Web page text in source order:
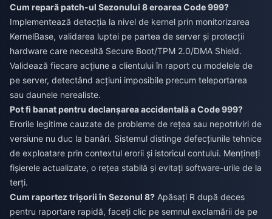
Cum repară patch-ul Sezonului 8 eroarea Code 999?
Implementează detecția la nivel de kernel prin monitorizarea
KernelBase, validarea luptei pe partea de server și protecții
hardware care necesită Secure Boot/TPM 2.0/DMA Shield.
Validează fiecare acțiune a clientului în raport cu modelele de
pe server, detectând acțiuni imposibile precum teleportarea
sau daunele nerealiste.
Pot fi banat pentru declanșarea accidentală a Code 999?
Erorile legitime cauzate de probleme de rețea sau nepotriviri de
versiune nu duc la banări. Sistemul distinge defecțiunile tehnice
de exploatare prin contextul erorii și istoricul contului. Mențineți
fișierele actualizate, o rețea stabilă și evitați software-urile de la
terți.
Cum raportez trișorii în Sezonul 8? Apăsați R după deces
pentru raportare rapidă, faceți clic pe semnul exclamării de pe